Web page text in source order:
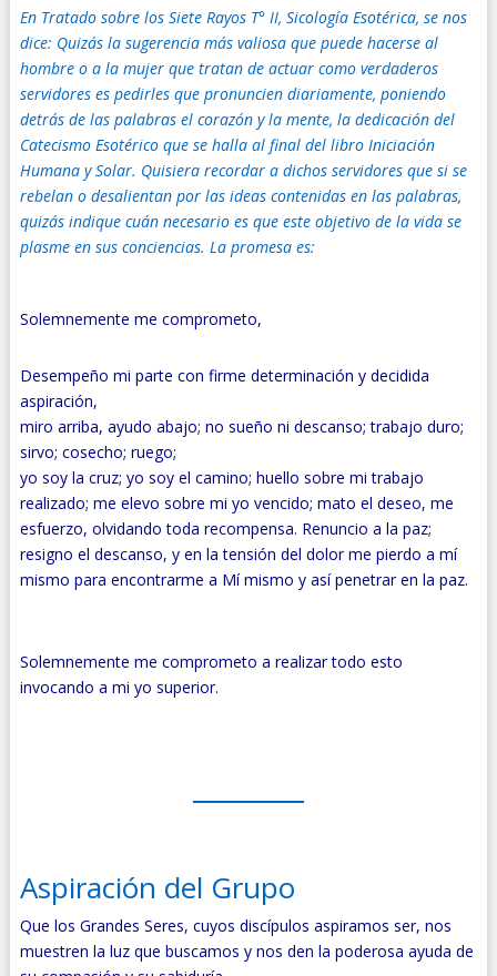
En Tratado sobre los Siete Rayos T° II, Sicología Esotérica, se nos
dice: Quizás la sugerencia más valiosa que puede hacerse al
hombre o a la mujer que tratan de actuar como verdaderos
servidores es pedirles que pronuncien diariamente, poniendo
detrás de las palabras el corazón y la mente, la dedicación del
Catecismo Esotérico que se halla al final del libro Iniciación
Humana y Solar. Quisiera recordar a dichos servidores que si se
rebelan o desalientan por las ideas contenidas en las palabras,
quizás indique cuán necesario es que este objetivo de la vida se
plasme en sus conciencias. La promesa es:
Solemnemente me comprometo,
Desempeño mi parte con firme determinación y decidida
aspiración,
miro arriba, ayudo abajo; no sueño ni descanso; trabajo duro;
sirvo; cosecho; ruego;
yo soy la cruz; yo soy el camino; huello sobre mi trabajo
realizado; me elevo sobre mi yo vencido; mato el deseo, me
esfuerzo, olvidando toda recompensa. Renuncio a la paz;
resigno el descanso, y en la tensión del dolor me pierdo a mí
mismo para encontrarme a Mí mismo y así penetrar en la paz.
Solemnemente me comprometo a realizar todo esto
invocando a mi yo superior.
Aspiración del Grupo
Que los Grandes Seres, cuyos discípulos aspiramos ser, nos
muestren la luz que buscamos y nos den la poderosa ayuda de